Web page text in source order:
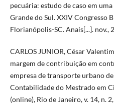
pecuária: estudo de caso em
Grande do Sul. XXIV Congresso
Florianópolis-SC. Anais[...]. nov.,
CARLOS JUNIOR, César
margem de contribuição em
empresa de transporte urbano
Contabilidade do Mestrado em
(online), Rio de Janeiro, v. 14, n.